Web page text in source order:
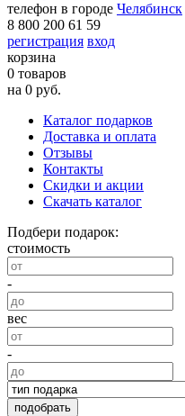
телефон в городе Челябинск
8 800 200 61 59
регистрация вход
корзина
0 товаров
на 0 руб.
Каталог подарков
Доставка и оплата
Отзывы
Контакты
Скидки и акции
Скачать каталог
Подбери подарок:
стоимость
-
вес
-
подобрать